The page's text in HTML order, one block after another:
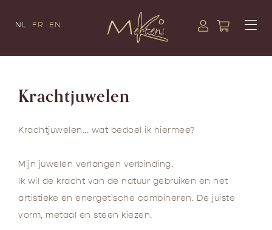
NL FR EN
Krachtjuwelen
Krachtjuwelen... wat bedoel ik hiermee?
Mijn juwelen verlangen verbinding.
Ik wil de kracht van de natuur gebruiken en het
artistieke en energetische combineren. De juiste
vorm, metaal en steen kiezen.